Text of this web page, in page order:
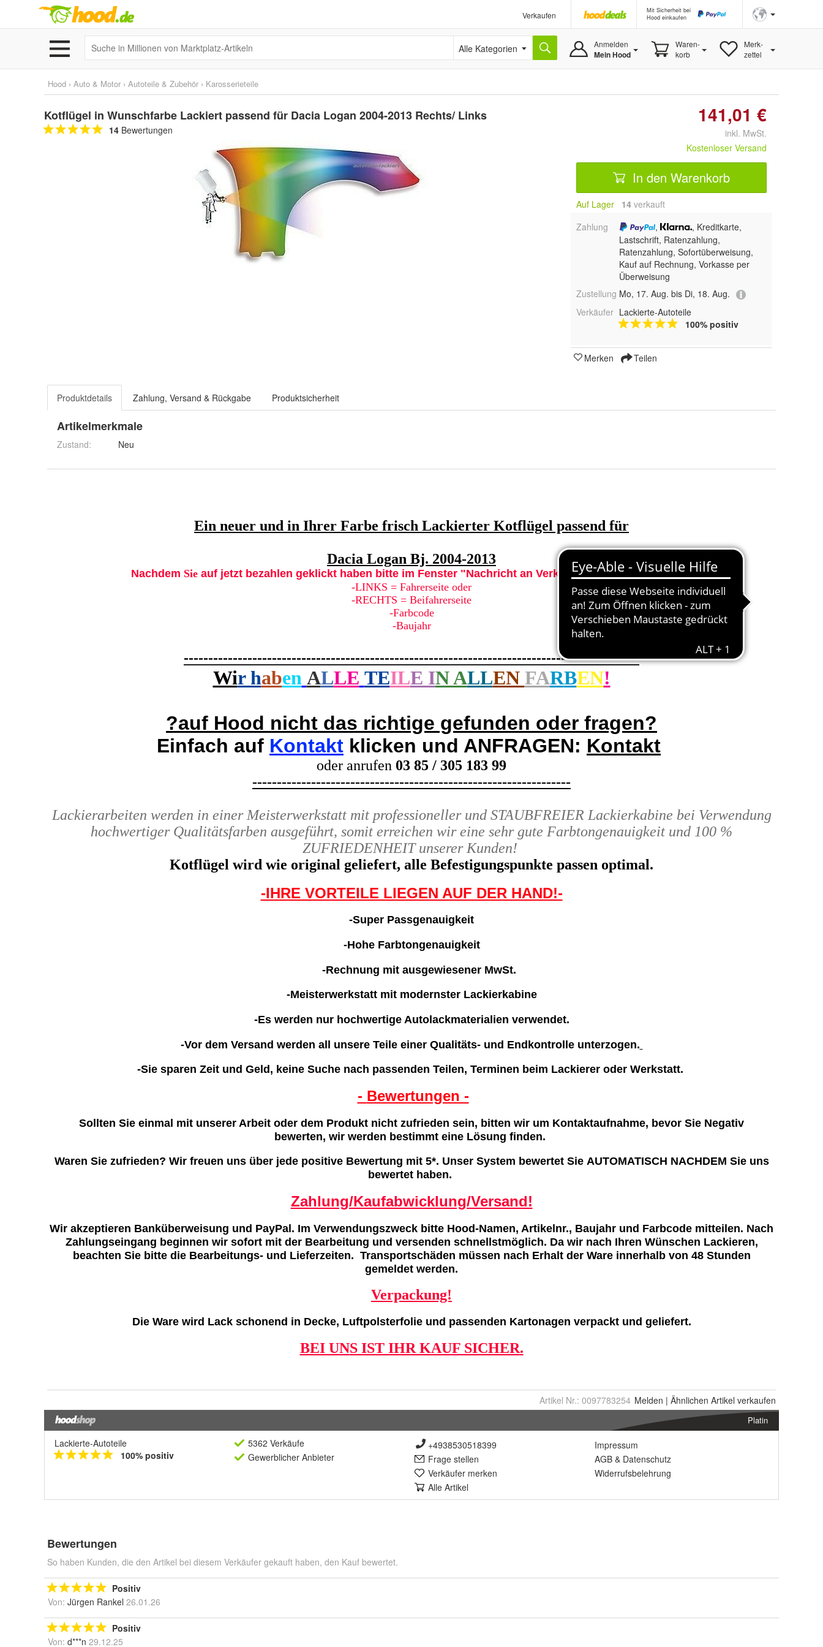
Verkaufen
Mit Sicherheit bei
Hood einkaufen
Alle Kategorien Anmelden
Mein Hood
Waren-
korb
Merk-
zettel
Hood › Auto & Motor › Autoteile & Zubehör › Karosserieteile
Kotflügel in Wunschfarbe Lackiert passend für Dacia Logan 2004-2013 Rechts/ Links
14 Bewertungen
141,01 €
inkl. MwSt.
Kostenloser Versand
In den Warenkorb
Auf Lager 14 verkauft
Zahlung
,
, Kreditkarte,
Lastschrift, Ratenzahlung,
Ratenzahlung, Sofortüberweisung,
Kauf auf Rechnung, Vorkasse per
Überweisung
Zustellung Mo, 17. Aug. bis Di, 18. Aug.
Verkäufer Lackierte-Autoteile
100% positiv
Merken Teilen
Produktdetails Zahlung, Versand & Rückgabe Produktsicherheit
Artikelmerkmale
Zustand: Neu
Artikel Nr.: 0097783254 Melden | Ähnlichen Artikel verkaufen
Platin
Lackierte-Autoteile
100% positiv
5362 Verkäufe
Gewerblicher Anbieter
+4938530518399
Frage stellen
Verkäufer merken
Alle Artikel
Impressum
AGB & Datenschutz
Widerrufsbelehrung
Bewertungen
So haben Kunden, die den Artikel bei diesem Verkäufer gekauft haben, den Kauf bewertet.
Positiv
Von: Jürgen Rankel 26.01.26
Positiv
Von: d***n 29.12.25